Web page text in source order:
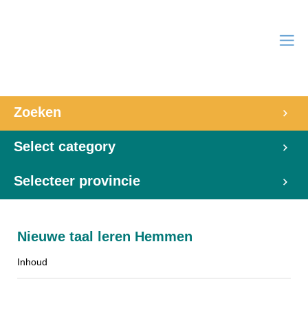
Zoeken
Select category
Selecteer provincie
Nieuwe taal leren Hemmen
Inhoud